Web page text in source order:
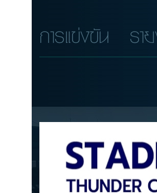
การแข่งขัน รา